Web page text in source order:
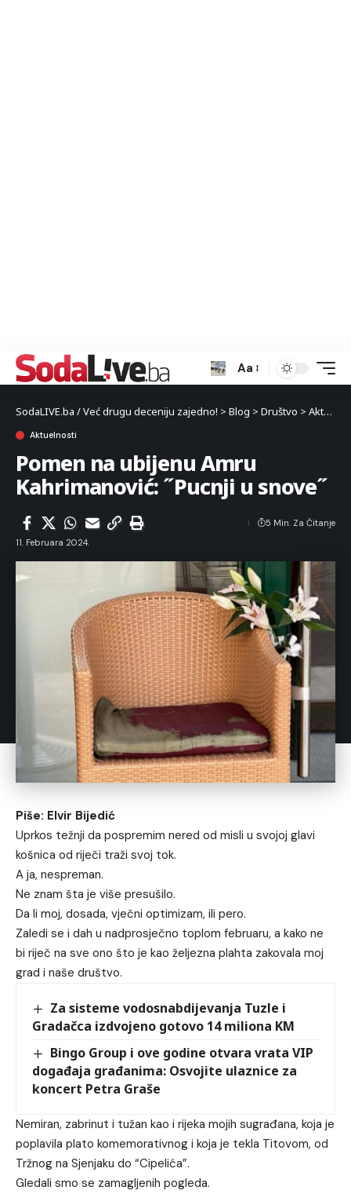
Aa
SodaLIVE.ba / Već drugu deceniju zajedno! > Blog > Društvo > Aktuelnosti
Aktuelnosti
Pomen na ubijenu Amru
Kahrimanović: ˝Pucnji u snove˝
11. Februara 2024.
5 Min. Za Čitanje
Piše: Elvir Bijedić
Uprkos težnji da pospremim nered od misli u svojoj glavi
košnica od riječi traži svoj tok.
A ja, nespreman.
Ne znam šta je više presušilo.
Da li moj, dosada, vječni optimizam, ili pero.
Zaledi se i dah u nadprosječno toplom februaru, a kako ne
bi riječ na sve ono što je kao željezna plahta zakovala moj
grad i naše društvo.
Za sisteme vodosnabdijevanja Tuzle i
Gradačca izdvojeno gotovo 14 miliona KM
Bingo Group i ove godine otvara vrata VIP
događaja građanima: Osvojite ulaznice za
koncert Petra Graše
Nemiran, zabrinut i tužan kao i rijeka mojih sugrađana, koja je
poplavila plato komemorativnog i koja je tekla Titovom, od
Tržnog na Sjenjaku do “Cipelića”.
Gledali smo se zamagljenih pogleda.